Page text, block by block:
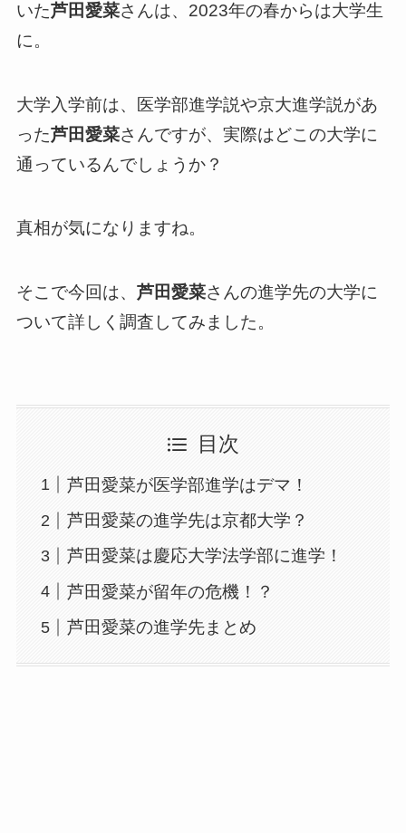
いた芦田愛菜さんは、2023年の春からは大学生
に。
大学入学前は、医学部進学説や京大進学説があ
った芦田愛菜さんですが、実際はどこの大学に
通っているんでしょうか？
真相が気になりますね。
そこで今回は、 芦田愛菜さんの進学先の大学に
ついて詳しく調査してみました。
目次
芦田愛菜が医学部進学はデマ！
芦田愛菜の進学先は京都大学？
芦田愛菜は慶応大学法学部に進学！
芦田愛菜が留年の危機！？
芦田愛菜の進学先まとめ